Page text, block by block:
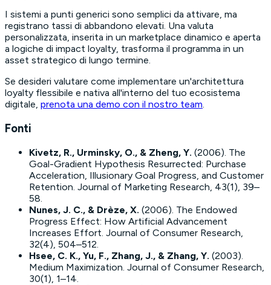
I sistemi a punti generici sono semplici da attivare, ma
registrano tassi di abbandono elevati. Una valuta
personalizzata, inserita in un marketplace dinamico e aperta
a logiche di impact loyalty, trasforma il programma in un
asset strategico di lungo termine.
Se desideri valutare come implementare un'architettura
loyalty flessibile e nativa all'interno del tuo ecosistema
digitale, prenota una demo con il nostro team.
Fonti
Kivetz, R., Urminsky, O., & Zheng, Y. (2006). The
Goal-Gradient Hypothesis Resurrected: Purchase
Acceleration, Illusionary Goal Progress, and Customer
Retention . Journal of Marketing Research, 43(1), 39–
58.
Nunes, J. C., & Drèze, X. (2006). The Endowed
Progress Effect: How Artificial Advancement
Increases Effort . Journal of Consumer Research,
32(4), 504–512.
Hsee, C. K., Yu, F., Zhang, J., & Zhang, Y. (2003).
Medium Maximization . Journal of Consumer Research,
30(1), 1–14.